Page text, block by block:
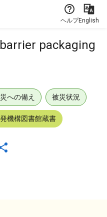
ヘルプEnglish
packaging
への備え 被災状況
機構図書館蔵書